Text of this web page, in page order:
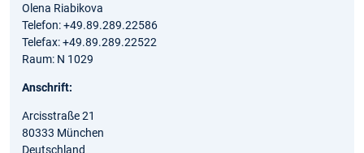
Olena Riabikova
Telefon: +49.89.289.22586
Telefax: +49.89.289.22522
Raum: N 1029
Anschrift:
Arcisstraße 21
80333 München
Deutschland